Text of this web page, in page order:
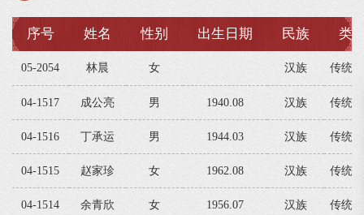
序号 姓名 性别 出生日期 民族 类
05-2054 林晨 女 汉族 传统
04-1517 成公亮 男 1940.08 汉族 传统
04-1516 丁承运 男 1944.03 汉族 传统
04-1515 赵家珍 女 1962.08 汉族 传统
04-1514 余青欣 女 1956.07 汉族 传统